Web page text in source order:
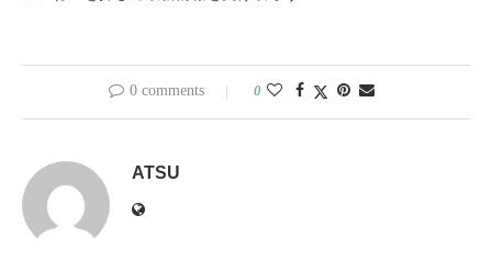
0 comments 0
ATSU